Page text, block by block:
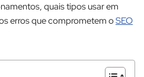
quais tipos usar em
erros que comprometem oSEO